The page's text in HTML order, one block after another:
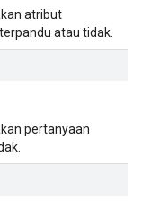
atribut
atau tidak.
pertanyaan